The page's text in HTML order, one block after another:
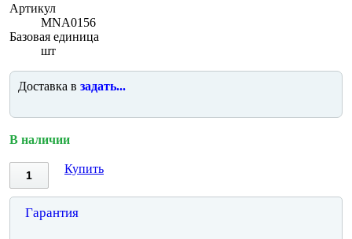
Артикул
MNA0156
Базовая единица
шт
Доставка в задать...
В наличии
Купить
Гарантия